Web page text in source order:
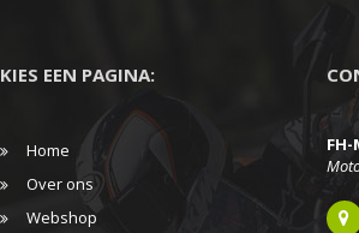
optie
gekozen
worden
op
kan
gekozen
worden
KIES EEN PAGINA:
Home
Over ons
Webshop